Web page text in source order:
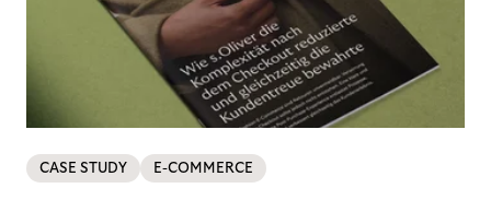
CASE STUDY E-COMMERCE